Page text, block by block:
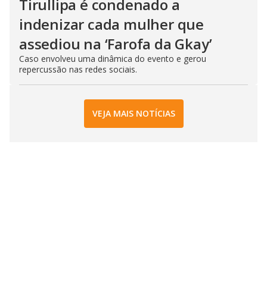
Tirullipa é condenado a
indenizar cada mulher que
assediou na ‘Farofa da Gkay’
Caso envolveu uma dinâmica do evento e gerou
repercussão nas redes sociais.
VEJA MAIS NOTÍCIAS